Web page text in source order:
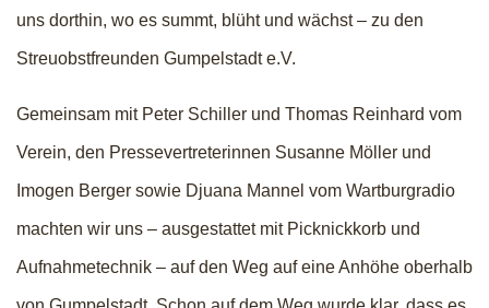
uns dorthin, wo es summt, blüht und wächst – zu den
Streuobstfreunden Gumpelstadt e.V.
Gemeinsam mit Peter Schiller und Thomas Reinhard vom
Verein, den Pressevertreterinnen Susanne Möller und
Imogen Berger sowie Djuana Mannel vom Wartburgradio
machten wir uns – ausgestattet mit Picknickkorb und
Aufnahmetechnik – auf den Weg auf eine Anhöhe oberhalb